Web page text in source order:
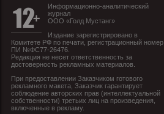
Информационно-аналитический
журнал
ООО «Голд Мустанг»
Издание зарегистрировано в
Комитете РФ по печати, регистрационный номер
ПИ №ФС77-26476.
Редакция не несет ответственность за
достоверность рекламных материалов.
При предоставлении Заказчиком готового
рекламного макета, Заказчик гарантирует
соблюдение авторских прав (интеллектуальной
собственности) третьих лиц на произведения,
включенные в рекламу.